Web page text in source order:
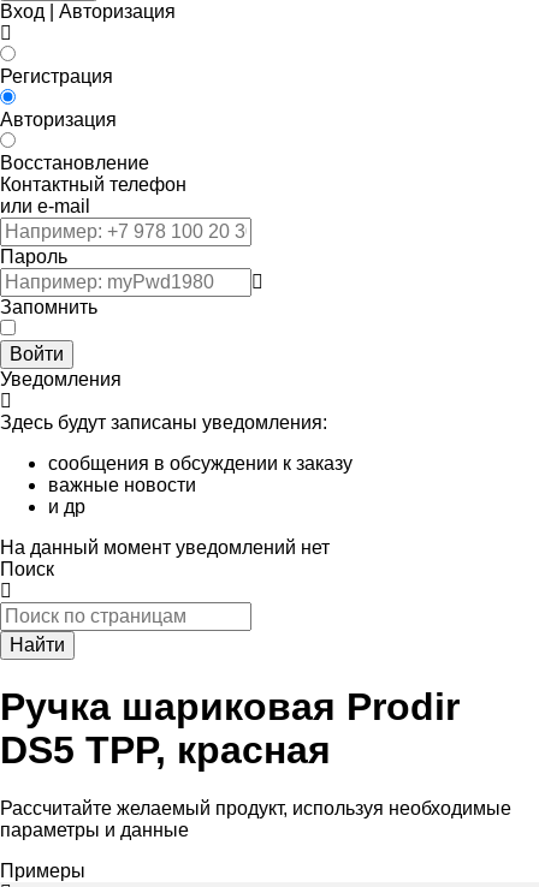
Вход | Авторизация
Регистрация
Авторизация
Восстановление
Контактный телефон
или e-mail
Пароль
Запомнить
Войти
Уведомления
Здесь будут записаны уведомления:
сообщения в обсуждении к заказу
важные новости
и др
На данный момент уведомлений нет
Поиск
Найти
Ручка шариковая Prodir
DS5 TPP, красная
Рассчитайте желаемый продукт, используя необходимые
параметры и данные
Примеры